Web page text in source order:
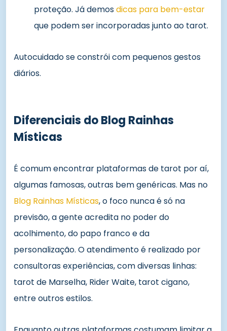
proteção. Já demosdicas para bem-estar
que podem ser incorporadas junto ao tarot.
Autocuidado se constrói com pequenos gestos
diários.
Diferenciais do Blog Rainhas
Místicas
É comum encontrar plataformas de tarot por aí,
algumas famosas, outras bem genéricas. Mas no
Blog Rainhas Místicas, o foco nunca é só na
previsão, a gente acredita no poder do
acolhimento, do papo franco e da
personalização. O atendimento é realizado por
consultoras experiências, com diversas linhas:
tarot de Marselha, Rider Waite, tarot cigano,
entre outros estilos.